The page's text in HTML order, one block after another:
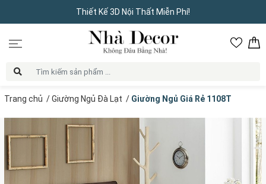
Thiết Kế 3D Nội Thất Miễn Phí!
Trang chủ /Giường Ngủ Đà Lạt / Giường Ngủ Giá Rẻ 1108T